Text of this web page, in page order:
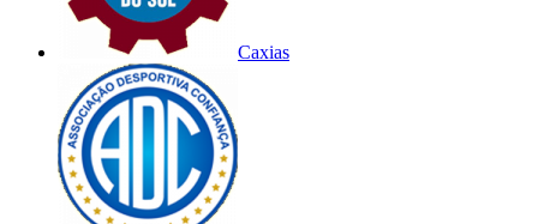
Caxias